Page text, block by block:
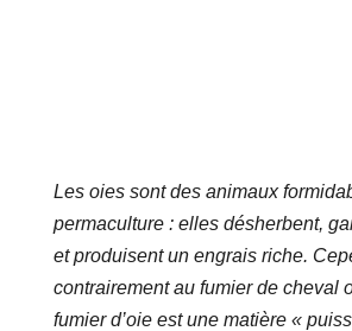
Les oies sont des animaux
permaculture : elles désherbent,
et produisent un engrais riche.
contrairement au fumier de cheval
fumier d’oie est une matière «